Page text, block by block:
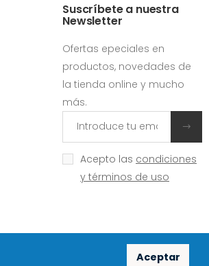
Aceptar
Suscríbete a nuestra
Newsletter
Ofertas epeciales en
productos, novedades de
la tienda online y mucho
más.
Acepto las condiciones
y términos de uso